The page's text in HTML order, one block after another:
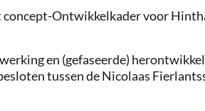
Ontwikkelkader voor
en (gefaseerde)
tussen de Nicolaas